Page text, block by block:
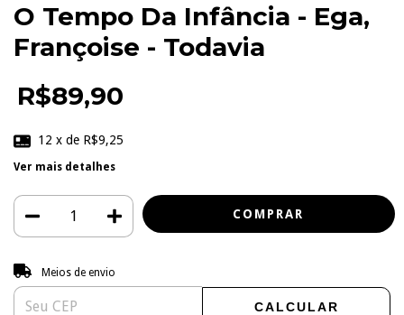
O Tempo Da Infância - Ega,
Françoise - Todavia
R$89,90
12 x de R$9,25
Ver mais detalhes
Entregas para o CEP:
Meios de envio
CALCULAR